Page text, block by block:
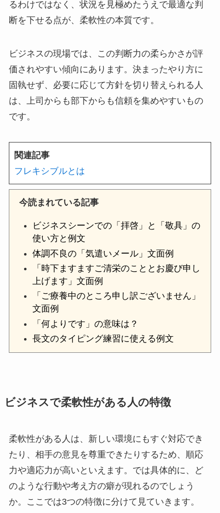
るわけではなく、状況を見極めたうえで最適な判
断を下せる点が、柔軟性の本質です。
ビジネスの現場では、この判断力の柔らかさが評
価されやすい傾向にあります。決まったやり方に
固執せず、必要に応じて方針を切り替えられる人
は、上司からも部下からも信頼を集めやすいもの
です。
関連記事
フレキシブルとは
今読まれている記事
ビジネスシーンでの「拝啓」と「敬具」の
使い方と例文
体調不良の「気遣いメール」文面例
「時下ますますご清栄のこととお慶び申し
上げます」文面例
「ご療養中のところ申し訳ございません」
文面例
「何よりです」の意味は？
長文のタイピング練習に使える例文
ビジネスで柔軟性がある人の特徴
柔軟性がある人は、新しい環境にもすぐ対応でき
たり、相手の意見を尊重できたりするため、順応
力や適応力が高いといえます。では具体的に、ど
のような行動や考え方の癖が現れるのでしょう
か。ここでは3つの特徴に分けて見ていきます。